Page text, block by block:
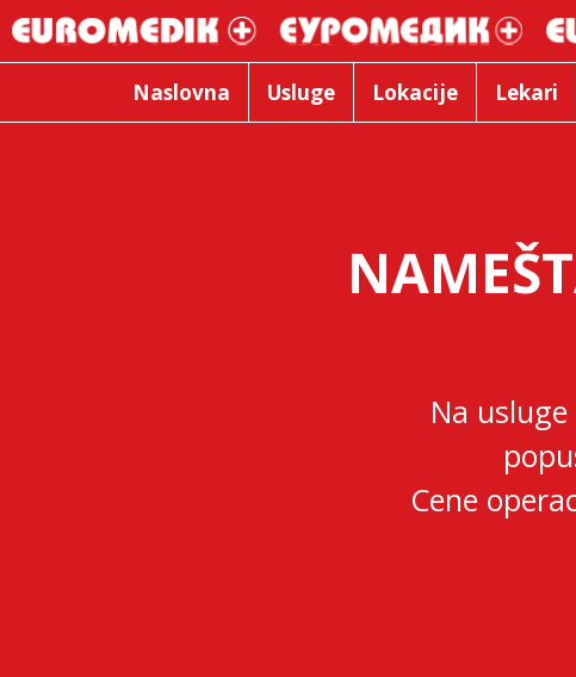
Naslovna Usluge Lokacije Lekari
Na
Cene